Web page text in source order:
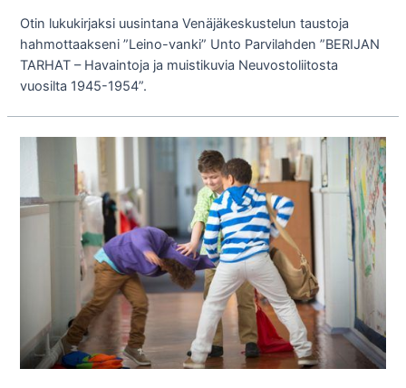
Otin lukukirjaksi uusintana Venäjäkeskustelun taustoja
hahmottaakseni ”Leino-vanki” Unto Parvilahden ”BERIJAN
TARHAT – Havaintoja ja muistikuvia Neuvostoliitosta
vuosilta 1945-1954”.